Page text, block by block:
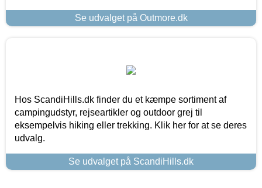
Se udvalget på Outmore.dk
Hos ScandiHills.dk finder du et kæmpe sortiment af
campingudstyr, rejseartikler og outdoor grej til
eksempelvis hiking eller trekking. Klik her for at se deres
udvalg.
Se udvalget på ScandiHills.dk